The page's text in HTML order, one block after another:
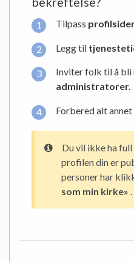
Tilpass
Legg til
Inviter folk til å bli
administratorer.
Forbered alt
Du vil ikke ha
profilen din er
personer har
som min kirke» .